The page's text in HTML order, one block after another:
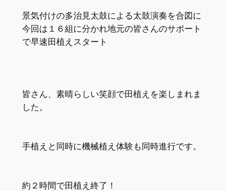
景気付けの多治見太鼓による太鼓演奏を合図に
今回は１６組に分かれ地元の皆さんのサポート
で早速田植えスタート
皆さん、素晴らしい笑顔で田植えを楽しまれま
した。
手植えと同時に機械植え体験も同時進行です。
約２時間で田植え終了！